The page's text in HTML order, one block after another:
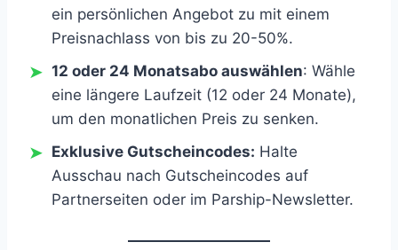
ein persönlichen Angebot zu mit einem
Preisnachlass von bis zu 20-50%.
12 oder 24 Monatsabo auswählen: Wähle
eine längere Laufzeit (12 oder 24 Monate),
um den monatlichen Preis zu senken.
Exklusive Gutscheincodes: Halte
Ausschau nach Gutscheincodes auf
Partnerseiten oder im Parship-Newsletter.